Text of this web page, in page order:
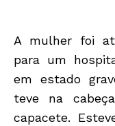
A mulher foi
para um
em estado
teve na
capacete.